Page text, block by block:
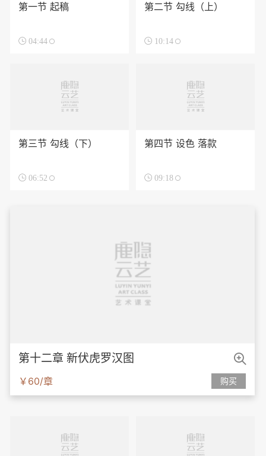
第一节 起稿
 04:44
第二节 勾线（上）
 10:14
第三节 勾线（下）
 06:52
第四节 设色 落款
 09:18
第十二章 新伏虎罗汉图
￥60/章 购买
